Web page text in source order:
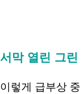
서막 열린 그
이렇게 급부상